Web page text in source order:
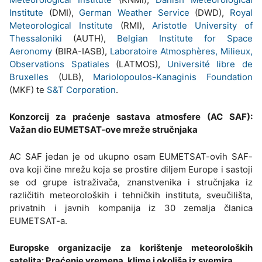
Institute (DMI), German Weather Service (DWD), Royal
Meteorological Institute (RMI), Aristotle University of
Thessaloniki (AUTH), Belgian Institute for Space
Aeronomy (BIRA-IASB), Laboratoire Atmosphères, Milieux,
Observations Spatiales (LATMOS), Université libre de
Bruxelles (ULB), Mariolopoulos-Kanaginis Foundation
(MKF) te S&T Corporation.
Konzorcij za praćenje sastava atmosfere (AC SAF):
Važan dio EUMETSAT-ove mreže stručnjaka
AC SAF jedan je od ukupno osam EUMETSAT-ovih SAF-
ova koji čine mrežu koja se prostire diljem Europe i sastoji
se od grupe istraživača, znanstvenika i stručnjaka iz
različitih meteoroloških i tehničkih instituta, sveučilišta,
privatnih i javnih kompanija iz 30 zemalja članica
EUMETSAT-a.
Europske organizacije za korištenje meteoroloških